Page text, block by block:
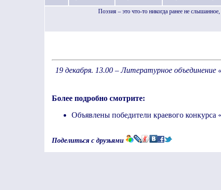
Поэзия – это что-то никогда ранее не
19 декабря. 13.00 – Литературное объединение
Более подробно смотрите:
Объявлены победители краевого
Поделиться с друзьями